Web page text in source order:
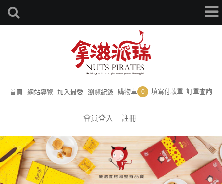
首頁 網站導覽 加入最愛 瀏覽紀錄 購物車 0 填寫付款單 訂單查詢
會員登入 註冊